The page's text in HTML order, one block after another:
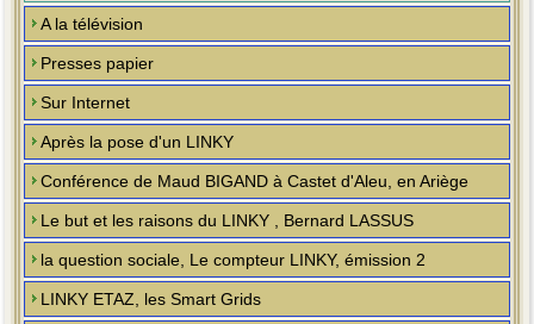
A la télévision
Presses papier
Sur Internet
Après la pose d'un LINKY
Conférence de Maud BIGAND à Castet d'Aleu, en Ariège
Le but et les raisons du LINKY , Bernard LASSUS
la question sociale, Le compteur LINKY, émission 2
LINKY ETAZ, les Smart Grids